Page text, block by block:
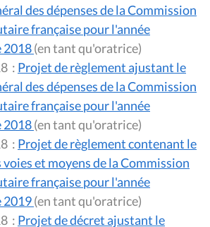
des dépenses de la Commission
française pour l'année
2018
(en tant qu'oratrice)
: Projet de règlement ajustant le
des dépenses de la Commission
française pour l'année
2018
(en tant qu'oratrice)
: Projet de règlement contenant le
voies et moyens de la Commission
française pour l'année
2019
(en tant qu'oratrice)
: Projet de décret ajustant le